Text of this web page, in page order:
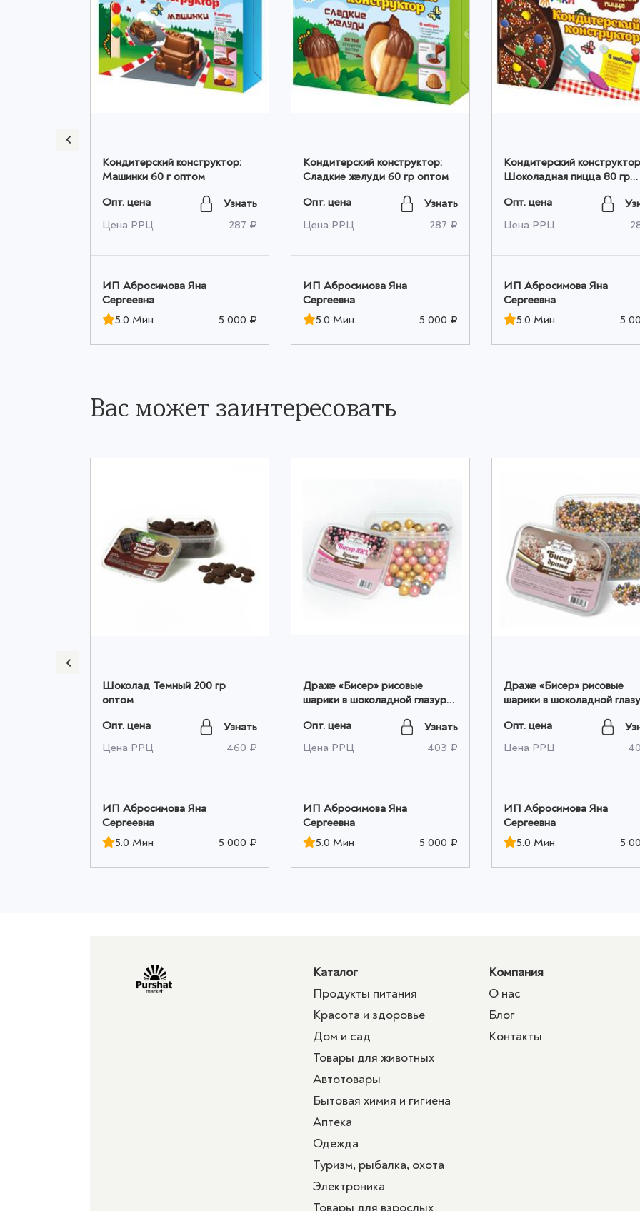
Кондитерский конструктор:
Машинки 60 г оптом
Опт. цена
Узнать
Цена РРЦ
287 ₽
ИП Абросимова Яна
Сергеевна
5.0 Мин
5 000 ₽
Кондитерский конструктор:
Сладкие желуди 60 гр оптом
Опт. цена
Узнать
Цена РРЦ
287 ₽
ИП Абросимова Яна
Сергеевна
5.0 Мин
5 000 ₽
Кондитерский
Шоколадная пицца 80 гр
Опт. цена
Цена РРЦ
ИП Абросимова Яна
Сергеевна
5.0 Мин
5
Вас может заинтересовать
Шоколад Темный 200 гр
оптом
Опт. цена
Узнать
Цена РРЦ
460 ₽
ИП Абросимова Яна
Сергеевна
5.0 Мин
5 000 ₽
Драже «Бисер» рисовые
шарики в шоколадной глазури
Опт. цена
Узнать
Цена РРЦ
403 ₽
ИП Абросимова Яна
Сергеевна
5.0 Мин
5 000 ₽
Драже «Бисер» рисовые
шарики в шоколадной
Опт. цена
Цена РРЦ
ИП Абросимова Яна
Сергеевна
5.0 Мин
5
Каталог
Продукты питания
Красота и здоровье
Дом и сад
Товары для животных
Автотовары
Бытовая химия и гигиена
Аптека
Одежда
Туризм, рыбалка, охота
Электроника
Компания
О нас
Блог
Контакты